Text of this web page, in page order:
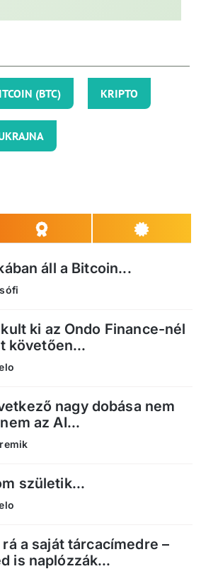
(BTC) KRIPTO
áll a Bitcoin...
ki az Ondo Finance-nél
követően...
nagy dobása nem
az AI...
születik...
a saját tárcacímedre –
is naplózzák...